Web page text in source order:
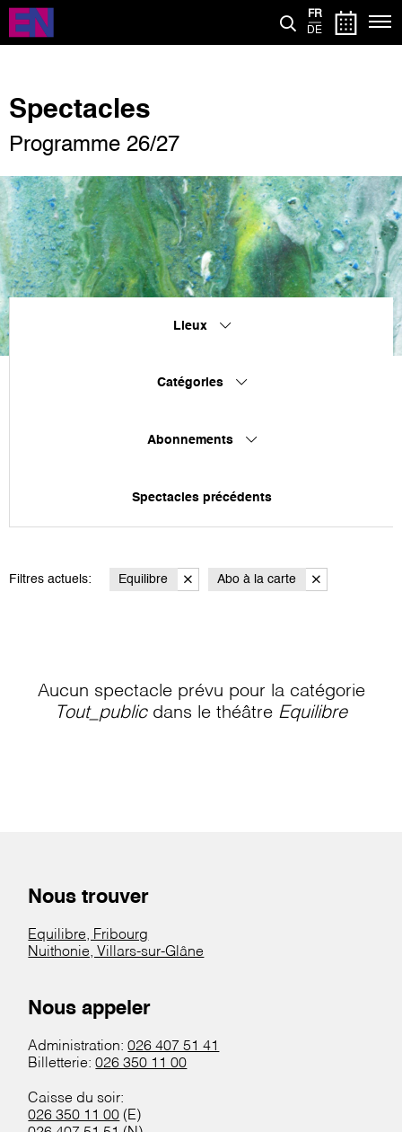
Aller
contenu
FR
DE
Spectacles
Programme 26/27
Lieux
Catégories
Abonnements
Spectacles précédents
Filtres actuels: Equilibre Abo à la carte
Aucun spectacle prévu pour la catégorie
Tout_publicdans le théâtre Equilibre
Nous trouver
Equilibre, Fribourg
Nuithonie, Villars-sur-Glâne
Nous appeler
Administration:026 407 51 41
Billetterie:026 350 11 00
Caisse du soir:
026 350 11 00 (E)